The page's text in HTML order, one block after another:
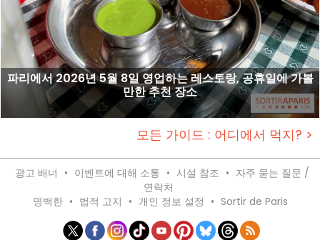
파리에서 2026년 5월 8일 영업하는 레스토랑, 공휴일에 가볼
만한 추천 장소
모든 가이드 : 어디에서 먹지? >
광고 배너 • 이벤트에 대해 소통 • 시설 참조 • 자주 묻는 질문 /
연락처
명백한 • 법적 고지 • 개인 정보 설정 • Sortir de Paris